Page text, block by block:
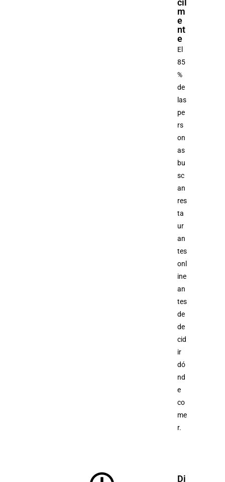
cil
m
e
nt
e
El
85
%
de
las
pe
rs
on
as
bu
sc
an
res
ta
ur
an
tes
onl
ine
an
tes
de
de
cid
ir
dó
nd
e
co
me
r.
Di